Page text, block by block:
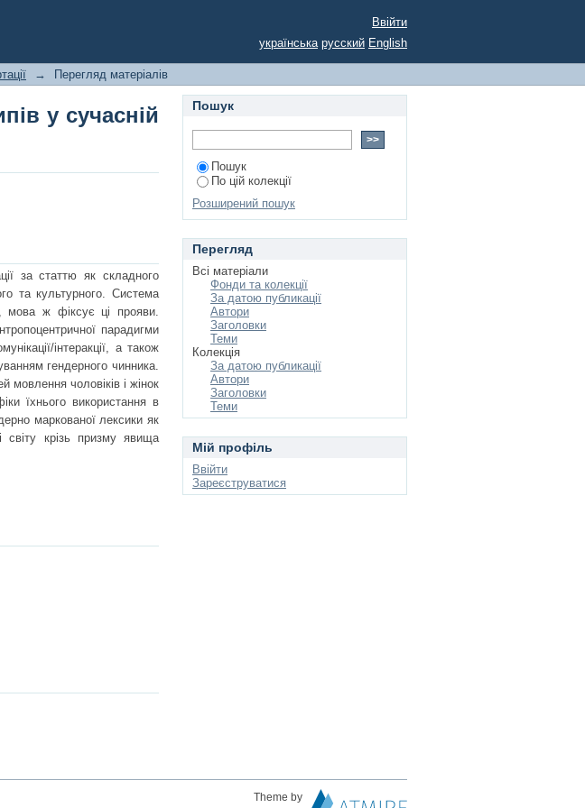
у сучасній українській художній
Ввійти
українська русский English
→ Перегляд матеріалів
у сучасній
за статтю як складного
та культурного. Система
мова ж фіксує ці прояви.
парадигми
інтеракції, а також
гендерного чинника.
мовлення чоловіків і жінок
їхнього використання в
маркованої лексики як
світу крізь призму явища
Пошук
Пошук
По цій колекції
Розширений пошук
Перегляд
Всі матеріали
Фонди та колекції
За датою публикації
Автори
Заголовки
Теми
Колекція
За датою публикації
Автори
Заголовки
Теми
Мій профіль
Ввійти
Зареєструватися
Theme by